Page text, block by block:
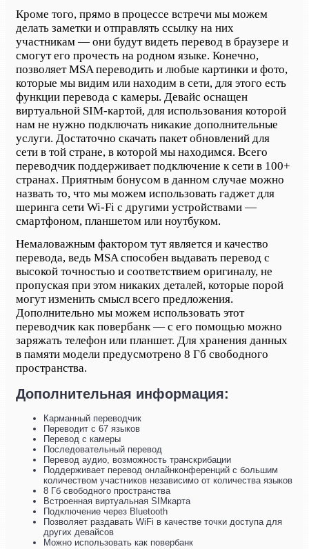
Кроме того, прямо в процессе встречи мы можем
делать заметки и отправлять ссылку на них
участникам — они будут видеть перевод в браузере и
смогут его прочесть на родном языке. Конечно,
позволяет MSA переводить и любые картинки и фото,
которые мы видим или находим в сети, для этого есть
функции перевода с камеры. Девайс оснащен
виртуальной SIM-картой, для использования которой
нам не нужно подключать никакие дополнительные
услуги. Достаточно скачать пакет обновлений для
сети в той стране, в которой мы находимся. Всего
переводчик поддерживает подключение к сети в 100+
странах. Приятным бонусом в данном случае можно
назвать то, что мы можем использовать гаджет для
шеринга сети Wi-Fi с другими устройствами —
смартфоном, планшетом или ноутбуком.
Немаловажным фактором тут является и качество
перевода, ведь MSA способен выдавать перевод с
высокой точностью и соответствием оригиналу, не
пропуская при этом никаких деталей, которые порой
могут изменить смысл всего предложения.
Дополнительно мы можем использовать этот
переводчик как повербанк — с его помощью можно
заряжать телефон или планшет. Для хранения данных
в памяти модели предусмотрено 8 Гб свободного
пространства.
Дополнительная информация:
Карманный переводчик
Переводит с 67 языков
Перевод с камеры
Последовательный перевод
Перевод аудио, возможность транскрибации
Поддерживает перевод онлайнконференций с большим
количеством участников независимо от количества языков
8 Гб свободного пространства
Встроенная виртуальная SIMкарта
Подключение через Bluetooth
Позволяет раздавать WiFi в качестве точки доступа для
других девайсов
Можно использовать как повербанк